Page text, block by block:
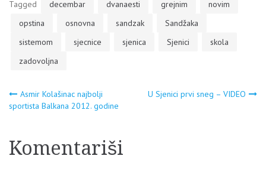
Tagged decembar dvanaesti grejnim
novim
opstina
osnovna sandzak
Sandžaka
sistemom
sjecnice sjenica Sjenici
skola
zadovoljna
Navigacija
Asmir Kolašinac najbolji
sportista Balkana 2012. godine
U Sjenici prvi sneg – VIDEO
Komentariši